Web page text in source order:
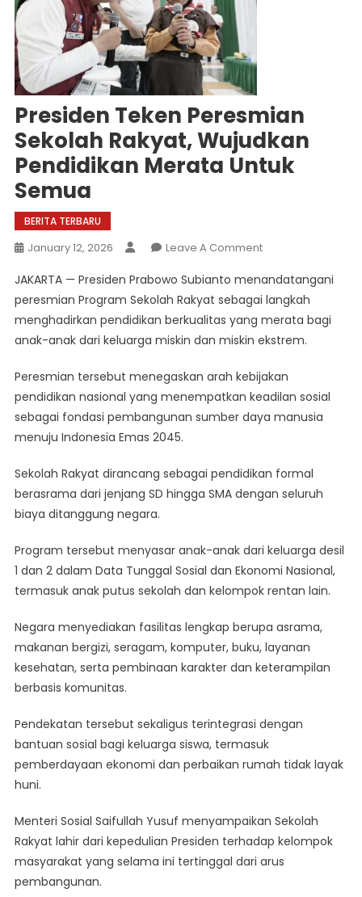
Presiden Teken Peresmian
Sekolah Rakyat, Wujudkan
Pendidikan Merata Untuk
Semua
BERITA TERBARU
January 12, 2026 Leave A CommentOn
Teken
Peresmian
Sekolah
Rakyat,
Pendidikan
Merata
Untuk
JAKARTA — Presiden Prabowo Subianto menandatangani
peresmian Program Sekolah Rakyat sebagai langkah
menghadirkan pendidikan berkualitas yang merata bagi
anak-anak dari keluarga miskin dan miskin ekstrem.
Peresmian tersebut menegaskan arah kebijakan
pendidikan nasional yang menempatkan keadilan sosial
sebagai fondasi pembangunan sumber daya manusia
menuju Indonesia Emas 2045.
Sekolah Rakyat dirancang sebagai pendidikan formal
berasrama dari jenjang SD hingga SMA dengan seluruh
biaya ditanggung negara.
Program tersebut menyasar anak-anak dari keluarga desil
1 dan 2 dalam Data Tunggal Sosial dan Ekonomi Nasional,
termasuk anak putus sekolah dan kelompok rentan lain.
Negara menyediakan fasilitas lengkap berupa asrama,
makanan bergizi, seragam, komputer, buku, layanan
kesehatan, serta pembinaan karakter dan keterampilan
berbasis komunitas.
Pendekatan tersebut sekaligus terintegrasi dengan
bantuan sosial bagi keluarga siswa, termasuk
pemberdayaan ekonomi dan perbaikan rumah tidak layak
huni.
Menteri Sosial Saifullah Yusuf menyampaikan Sekolah
Rakyat lahir dari kepedulian Presiden terhadap kelompok
masyarakat yang selama ini tertinggal dari arus
pembangunan.